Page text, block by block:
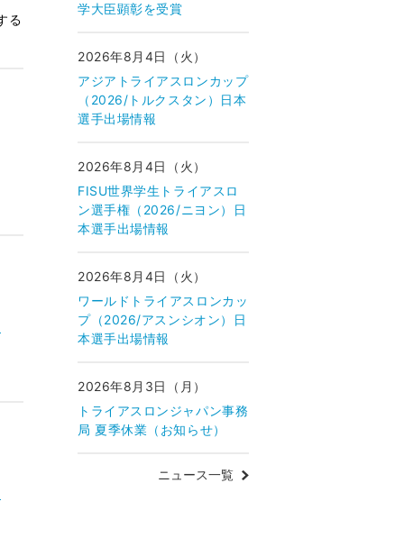
る
学大臣顕彰を受賞
2026年8月4日（火）
アジアトライアスロンカップ
（2026/トルクスタン）日本
選手出場情報
2026年8月4日（火）
FISU世界学生トライアスロ
ン選手権（2026/ニヨン）日
本選手出場情報
2026年8月4日（火）
ワールドトライアスロンカッ
プ（2026/アスンシオン）日
本選手出場情報
2026年8月3日（月）
トライアスロンジャパン事務
局 夏季休業（お知らせ）
ニュース一覧